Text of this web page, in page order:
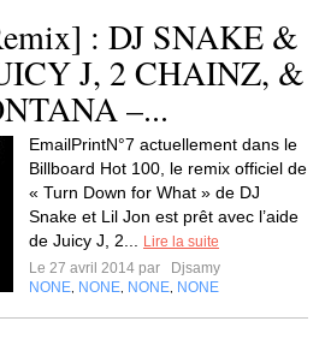
: DJ SNAKE &
J, 2 CHAINZ, &
–...
EmailPrintN°7 actuellement dans le
Billboard Hot 100, le remix officiel de
« Turn Down for What » de DJ
Snake et Lil Jon est prêt avec l’aide
de Juicy J, 2...
Lire la suite
Le 27 avril 2014 par
Djsamy
NONE NONE NONE NONE